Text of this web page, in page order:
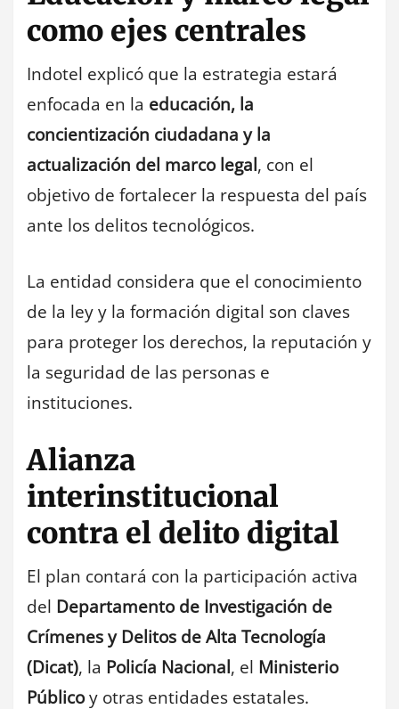
como ejes centrales
Indotel explicó que la estrategia estará
enfocada en la educación, la
concientización ciudadana y la
actualización del marco legal, con el
objetivo de fortalecer la respuesta del país
ante los delitos tecnológicos.
La entidad considera que el conocimiento
de la ley y la formación digital son claves
para proteger los derechos, la reputación y
la seguridad de las personas e
instituciones.
Alianza
interinstitucional
contra el delito digital
El plan contará con la participación activa
del Departamento de Investigación de
Crímenes y Delitos de Alta Tecnología
(Dicat), la Policía Nacional, el Ministerio
Públicoy otras entidades estatales.